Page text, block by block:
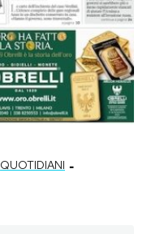
QUOTIDIANI -